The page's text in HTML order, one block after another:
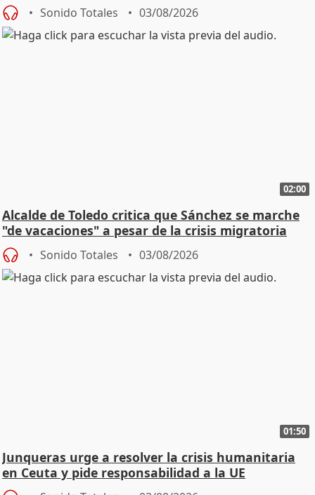
SMA
Sonido Totales 03/08/2026
02:00
Alcalde de Toledo critica que Sánchez se marche
"de vacaciones" a pesar de la crisis migratoria
Sonido Totales 03/08/2026
01:50
Junqueras urge a resolver la crisis humanitaria
en Ceuta y pide responsabilidad a la UE